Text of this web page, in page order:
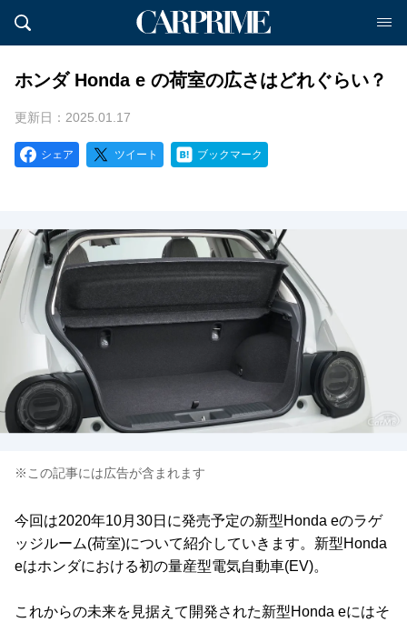
ホンダ Honda e の荷室の広さはどれぐらい？
更新日：2025.01.17
シェア ツイート ブックマーク
※この記事には広告が含まれます
今回は2020年10月30日に発売予定の新型Honda eのラゲ
ッジルーム(荷室)について紹介していきます。新型Honda
eはホンダにおける初の量産型電気自動車(EV)。
これからの未来を見据えて開発された新型Honda eにはそ